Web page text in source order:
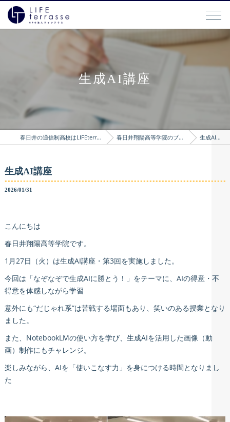
生成AI講座
春日井の通信制高校はLIFEterrasse 春日井翔陽高等学院のブログ 生成AI講座
生成AI講座
2026/01/31
こんにちは
春日井翔陽高等学院です。
1月27日（火）は生成AI講座・第3回を実施しました。
今回は「なぞなぞで生成AIに勝とう！」をテーマに、AIの得意・不
得意を体感しながら学習
意外にも“だじゃれ系”は苦戦する場面もあり、笑いのある授業となり
ました。
また、NotebookLMの使い方を学び、生成AIを活用した画像（動
画）制作にもチャレンジ。
楽しみながら、AIを「使いこなす力」を身につける時間となりまし
た